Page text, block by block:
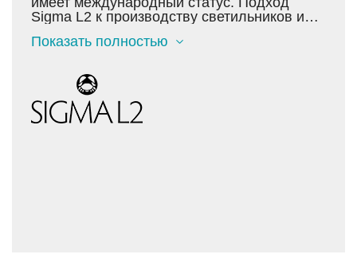
Sigma L2 к производству светильников и
неизменном следовании культуре и
исследованиям всегда приводит мастеров
фабрики к новым, интересным открытиям.
Сегодня они используют множество самых
разнородных материалов: хрусталь,
Показать полностью